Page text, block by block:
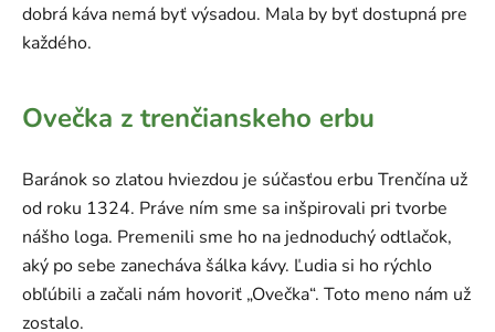
dobrá káva nemá byť výsadou. Mala by byť dostupná pre
každého.
Ovečka z trenčianskeho erbu
Baránok so zlatou hviezdou je súčasťou erbu Trenčína už
od roku 1324. Práve ním sme sa inšpirovali pri tvorbe
nášho loga. Premenili sme ho na jednoduchý odtlačok,
aký po sebe zanecháva šálka kávy. Ľudia si ho rýchlo
obľúbili a začali nám hovoriť „Ovečka“. Toto meno nám už
zostalo.